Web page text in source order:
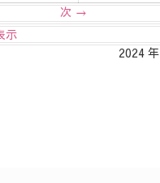
次 →
示
2024